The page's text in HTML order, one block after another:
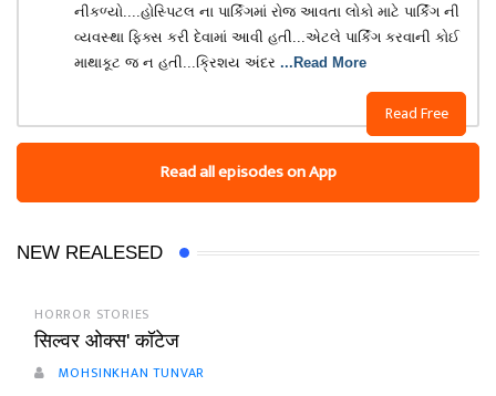
Read Free
નીકળ્યો....હોસ્પિટલ ના પાર્કિગમાં રોજ આવતા લોકો માટે પાર્કિંગ ની
વ્યવસ્થા ફિક્સ કરી દેવામાં આવી હતી...એટલે પાર્કિંગ કરવાની કોઈ
માથાકૂટ જ ન હતી...ક્રિશય અંદર ...Read More
Read all episodes on App
NEW REALESED
HORROR STORIES
सिल्वर ओक्स' कॉटेज
MOHSINKHAN TUNVAR